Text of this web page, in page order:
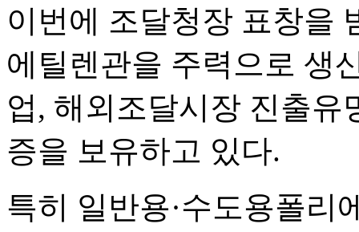
이번에 조달청장 표창을
에틸렌관을 주력으로 생
업, 해외조달시장 진출유
증을 보유하고 있다.
특히 일반용·수도용폴리